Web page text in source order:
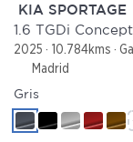
KIA SPORTAGE
1.6 TGDi
2025 10.784kms
Madrid
Gris